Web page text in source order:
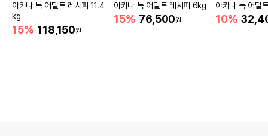
아카나 독 어덜트 레시피 11.4
kg
15% 118,150원
아카나 독 어덜트 레시피 6kg
15% 76,500원
아카나 독 어덜
10%